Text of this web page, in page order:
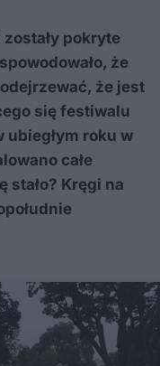
pokryte
że
że jest
się festiwalu
ubiegłym roku w
całe
stało? Kręgi na